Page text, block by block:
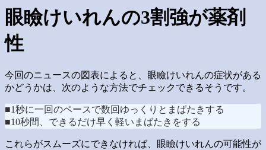
眼瞼けいれんの3割強が薬剤
性
今回のニュースの図表によると、眼瞼けいれんの症状がある
かどうかは、次のような方法でチェックできるそうです。
■1秒に一回のペースで数回ゆっくりとまばたきする
■10秒間、できるだけ早く軽いまばたきをする
これらがスムーズにできなければ、眼瞼けいれんの可能性が